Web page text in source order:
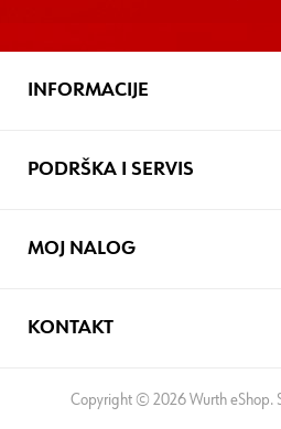
INFORMACIJE
PODRŠKA I SERVIS
MOJ NALOG
KONTAKT
Copyright © 2026 Wurth eShop.